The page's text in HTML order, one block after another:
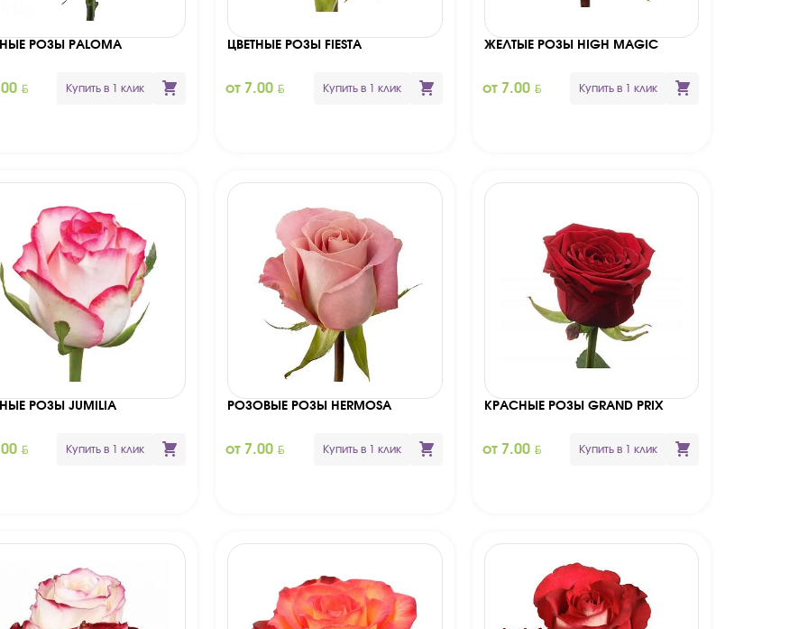
РОЗЫ PALOMA
BYN Купить в 1 клик
ЦВЕТНЫЕ РОЗЫ FIESTA
от 7.00BYN Купить в 1 клик
ЖЕЛТЫЕ РОЗЫ HIGH MAGIC
от 7.00 BYN Купить в 1 клик
РОЗЫ JUMILIA
BYN Купить в 1 клик
РОЗОВЫЕ РОЗЫ HERMOSA
от 7.00BYN Купить в 1 клик
КРАСНЫЕ РОЗЫ GRAND PRIX
от 7.00 BYN Купить в 1 клик